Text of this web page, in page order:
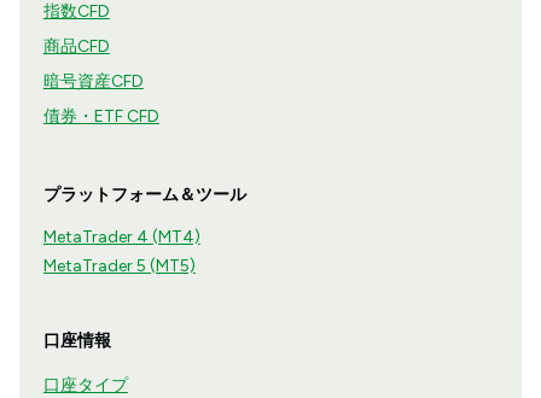
指数CFD
商品CFD
暗号資産CFD
債券・ETF CFD
プラットフォーム＆ツール
MetaTrader 4 (MT4)
MetaTrader 5 (MT5)
口座情報
口座タイプ